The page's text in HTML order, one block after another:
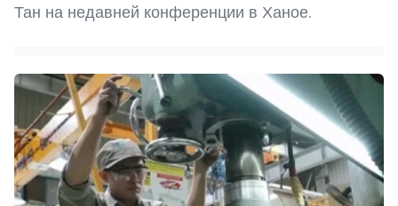
Тан на недавней конференции в Ханое.